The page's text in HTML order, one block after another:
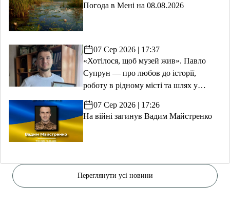
Погода в Мені на 08.08.2026
07 Сер 2026 | 17:37
«Хотілося, щоб музей жив». Павло
Супрун — про любов до історії,
роботу в рідному місті та шлях у
07 Сер 2026 | 17:26
На війні загинув Вадим Майстренко
Переглянути усі новини